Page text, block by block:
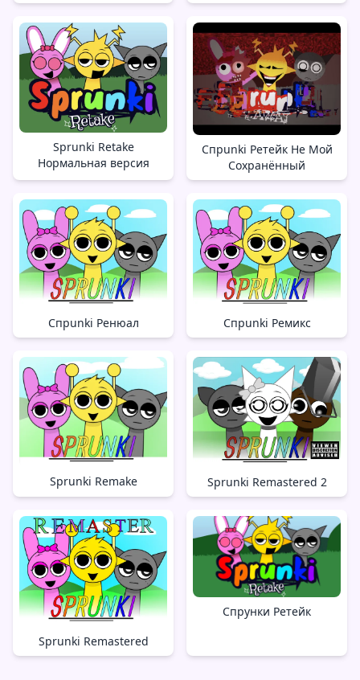
Sprunki Retake
Нормальная версия
Спрunki Ретейк Не Мой
Сохранённый
Спрunki Ренюал Спрunki Ремикс
Sprunki Remake Sprunki Remastered 2
Sprunki Remastered
Спрунки Ретейк